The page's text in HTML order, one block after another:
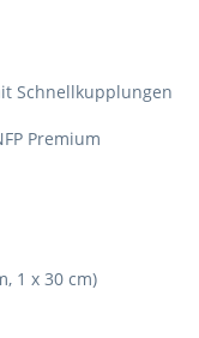
Schnellkupplungen
Premium
1 x 30 cm)